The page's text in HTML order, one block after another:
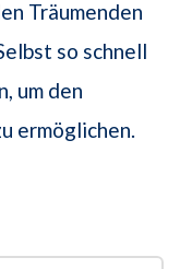
Träumenden
so schnell
um den
ermöglichen.